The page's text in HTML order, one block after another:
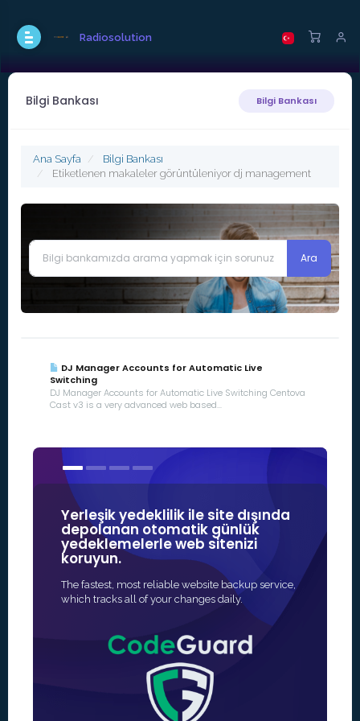
Radiosolution
Bilgi Bankası Bilgi Bankası
Ana Sayfa
Bilgi Bankası
Etiketlenen makaleler görüntüleniyor dj management
DJ Manager Accounts for Automatic Live
Switching
DJ Manager Accounts for Automatic Live Switching Centova
Cast v3 is a very advanced web based...
Yerleşik yedeklilik ile site dışında
depolanan otomatik günlük
yedeklemelerle web sitenizi
koruyun.
The fastest, most reliable website backup service,
which tracks all of your changes daily.
Web
en hızlı ve